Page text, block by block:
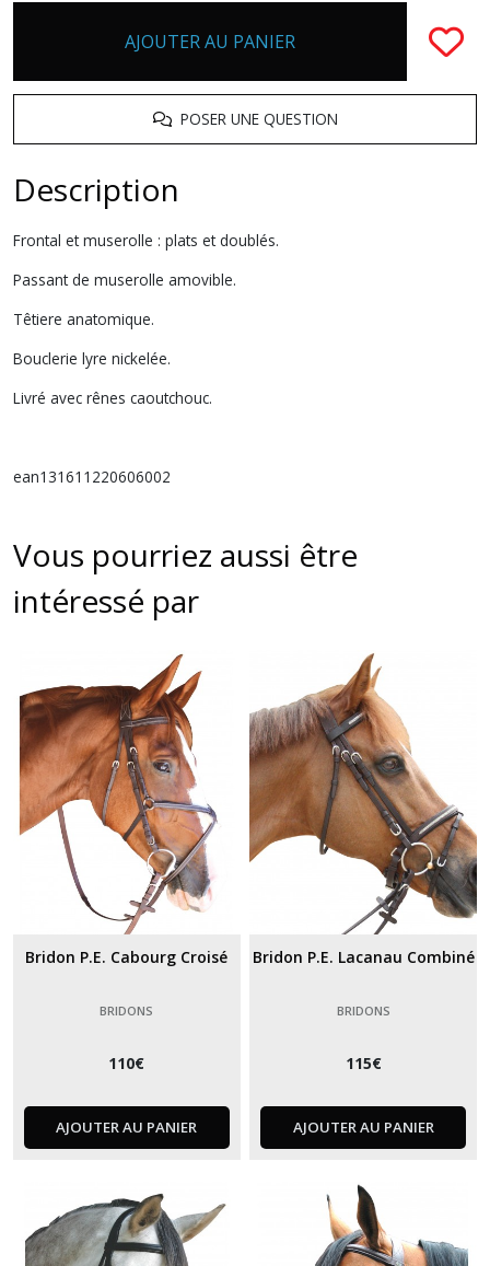
AJOUTER AU PANIER
POSER UNE QUESTION
Description
Frontal et muserolle : plats et doublés.
Passant de muserolle amovible.
Têtiere anatomique.
Bouclerie lyre nickelée.
Livré avec rênes caoutchouc.
ean131611220606002
Vous pourriez aussi être
intéressé par
Bridon P.E. Cabourg Croisé
BRIDONS
110€
AJOUTER AU PANIER
Bridon P.E. Lacanau Combiné
BRIDONS
115€
AJOUTER AU PANIER